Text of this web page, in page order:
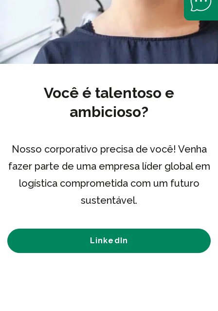
Você é talentoso e
ambicioso?
Nosso corporativo precisa de você! Venha
fazer parte de uma empresa líder global em
logística comprometida com um futuro
sustentável.
LinkedIn